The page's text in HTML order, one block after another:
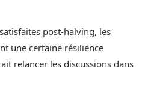
post-halving, les
une certaine résilience
relancer les discussions dans